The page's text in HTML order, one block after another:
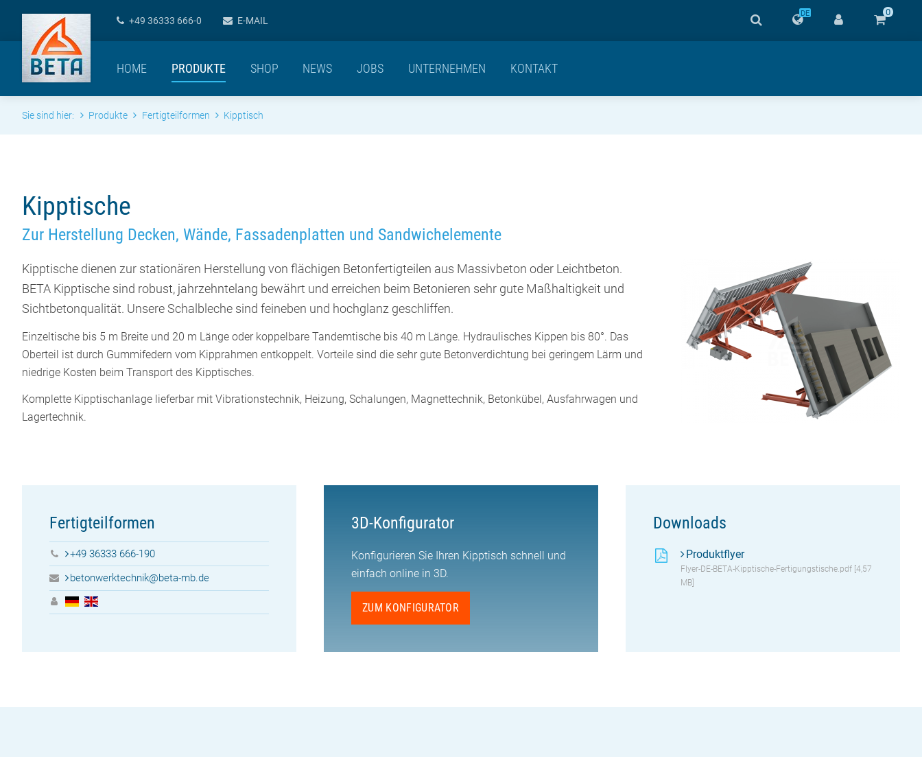
+49 36333 666-0 E-MAIL
0
DE
HOME PRODUKTE SHOP NEWS JOBS UNTERNEHMEN KONTAKT
Sie sind hier: Produkte Fertigteilformen Kipptisch
Kipptische
Zur Herstellung Decken, Wände, Fassadenplatten und Sandwichelemente
Kipptische dienen zur stationären Herstellung von flächigen Betonfertigteilen aus Massivbeton oder Leichtbeton.
BETA Kipptische sind robust, jahrzehntelang bewährt und erreichen beim Betonieren sehr gute Maßhaltigkeit und
Sichtbetonqualität. Unsere Schalbleche sind feineben und hochglanz geschliffen.
Einzeltische bis 5 m Breite und 20 m Länge oder koppelbare Tandemtische bis 40 m Länge. Hydraulisches Kippen bis 80°. Das
Oberteil ist durch Gummifedern vom Kipprahmen entkoppelt. Vorteile sind die sehr gute Betonverdichtung bei geringem Lärm und
niedrige Kosten beim Transport des Kipptisches.
Komplette Kipptischanlage lieferbar mit Vibrationstechnik, Heizung, Schalungen, Magnettechnik, Betonkübel, Ausfahrwagen und
Lagertechnik.
Fertigteilformen
+49 36333 666-190
betonwerktechnik@beta-mb.de
3D-Konfigurator
Konfigurieren Sie Ihren Kipptisch schnell und
einfach online in 3D.
ZUM KONFIGURATOR
Downloads
Produktflyer
Flyer-DE-BETA-Kipptische-Fertigungstische.pdf [4,57
MB]